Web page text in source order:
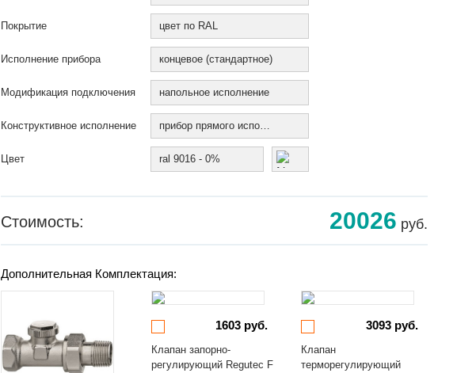
Покрытие цвет по RAL
Исполнение прибора концевое (стандартное)
Модификация подключения напольное исполнение
Конструктивное исполнение прибор прямого исполнения
Цвет ral 9016 - 0%
Стоимость: 20026 руб.
Дополнительная Комплектация:
1603 руб.
Клапан запорно-
регулирующий Regutec F
3093 руб.
Клапан
терморегулирующий